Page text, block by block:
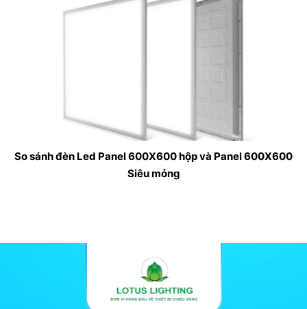
So sánh đèn Led Panel 600X600 hộp và Panel 600X600
Siêu mỏng